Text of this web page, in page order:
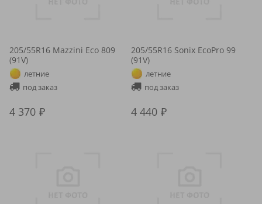
205/55R16 Mazzini Eco 809
(91V)
летние
под заказ
4 370
205/55R16 Sonix EcoPro 99
(91V)
летние
под заказ
4 440